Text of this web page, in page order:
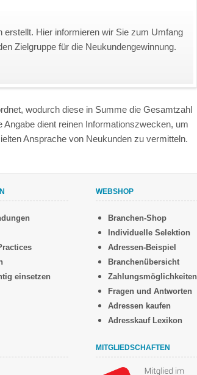
Hier informieren wir Sie zum Umfang
Zielgruppe für die Neukundengewinnung.
wodurch diese in Summe die Gesamtzahl
dient reinen Informationszwecken, um
Ansprache von Neukunden zu vermitteln.
einsetzen
WEBSHOP
Branchen-Shop
Individuelle Selektion
Adressen-Beispiel
Branchenübersicht
Zahlungsmöglichkeiten
Fragen und Antworten
Adressen kaufen
Adresskauf Lexikon
MITGLIEDSCHAFTEN